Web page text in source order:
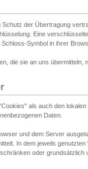
der Übertragung
Eine
Symbol in ihrer
die sie an uns übermitteln,
als auch den
Daten.
und dem Server
In dem jeweils
oder